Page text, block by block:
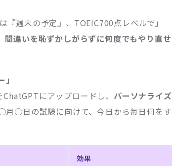
『週末の予定』、TOEIC700点レベルで」
間違いを恥ずかしがらずに何度でもやり直せ
にアップロードし、 パーソナライズ
月○日の試験に向けて、今日から毎日何をす
効果